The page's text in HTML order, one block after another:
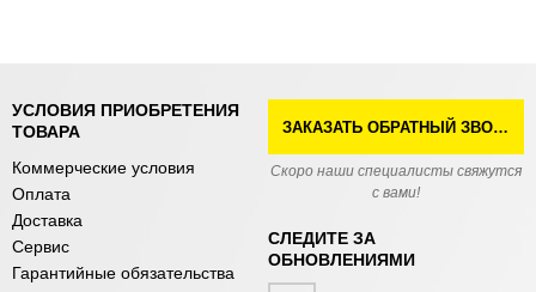
УСЛОВИЯ ПРИОБРЕТЕНИЯ
ТОВАРА
Коммерческие условия
Оплата
Доставка
Сервис
Гарантийные обязательства
ЗАКАЗАТЬ ОБРАТНЫЙ ЗВОНОК
Скоро наши специалисты свяжутся
с вами!
СЛЕДИТЕ ЗА
ОБНОВЛЕНИЯМИ